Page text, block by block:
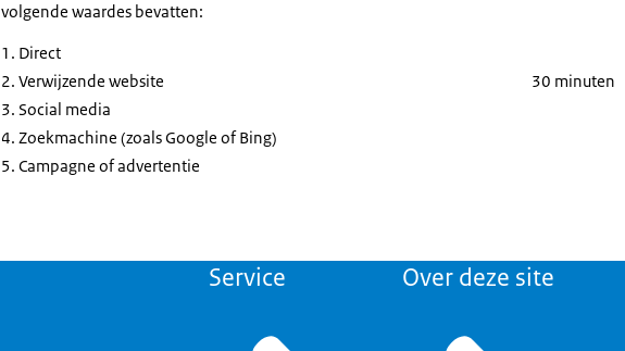
volgende waardes bevatten:
Direct
Verwijzende website
Social media
Zoekmachine (zoals Google of Bing)
Campagne of advertentie
30 minuten
Service Over deze site